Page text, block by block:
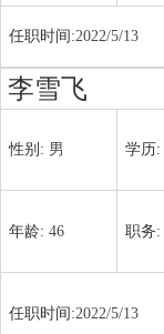
任职时间:2022/5/13
李雪飞
性别: 男 学历:
年龄: 46 职务:
任职时间:2022/5/13